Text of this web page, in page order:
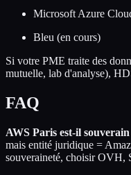
Microsoft Azure
Bleu (en cours)
Si votre PME traite des
mutuelle, lab d'analyse),
FAQ
AWS Paris est-il souverain
mais entité juridique =
souveraineté, choisir OVH,